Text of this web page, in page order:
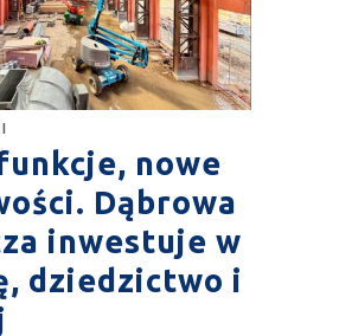
nowe
Dąbrowa
inwestuje w
dziedzictwo i